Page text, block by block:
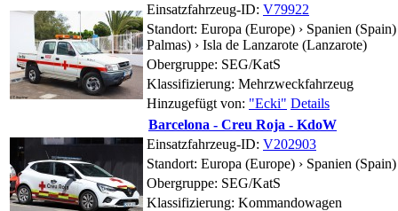
Einsatzfahrzeug-ID: V79922
Standort: Europa (Europe) › Spanien
Palmas) › Isla de Lanzarote (Lanzarote)
Obergruppe: SEG/KatS
Klassifizierung: Mehrzweckfahrzeug
Hinzugefügt von: "Ecki" Details
Barcelona - Creu Roja - KdoW
Einsatzfahrzeug-ID: V202903
Standort: Europa (Europe) › Spanien
Obergruppe: SEG/KatS
Klassifizierung: Kommandowagen